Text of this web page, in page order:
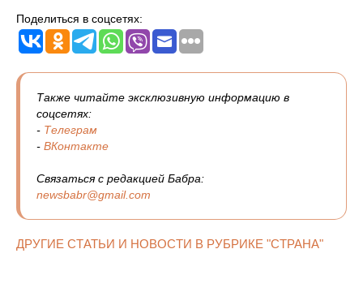
Поделиться в соцсетях:
Также читайте эксклюзивную информацию в
соцсетях:
- Телеграм
- ВКонтакте
Связаться с редакцией Бабра:
newsbabr@gmail.com
ДРУГИЕ СТАТЬИ И НОВОСТИ В РУБРИКЕ "СТРАНА"